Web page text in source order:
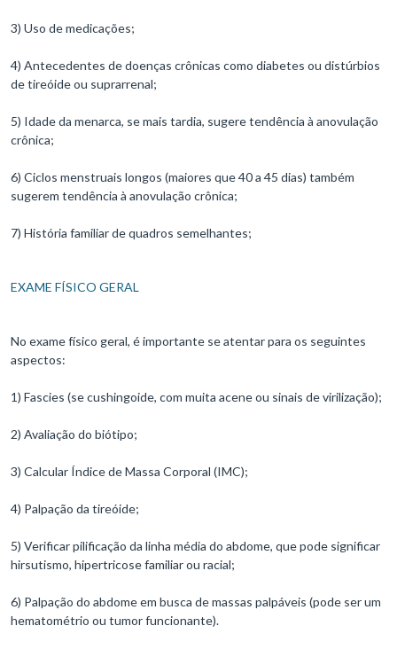
3) Uso de medicações;
4) Antecedentes de doenças crônicas como diabetes ou distúrbios
de tireóide ou suprarrenal;
5) Idade da menarca, se mais tardia, sugere tendência à anovulação
crônica;
6) Ciclos menstruais longos (maiores que 40 a 45 dias) também
sugerem tendência à anovulação crônica;
7) História familiar de quadros semelhantes;
EXAME FÍSICO GERAL
No exame físico geral, é importante se atentar para os seguintes
aspectos:
1) Fascies (se cushingoide, com muita acene ou sinais de virilização);
2) Avaliação do biótipo;
3) Calcular Índice de Massa Corporal (IMC);
4) Palpação da tireóide;
5) Verificar pilificação da linha média do abdome, que pode significar
hirsutismo, hipertricose familiar ou racial;
6) Palpação do abdome em busca de massas palpáveis (pode ser um
hematométrio ou tumor funcionante).